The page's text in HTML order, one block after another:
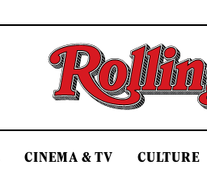
CINEMA & TV CULTURE